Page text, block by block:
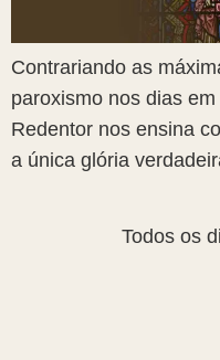
Contrariando as
paroxismo nos dias
Redentor nos ensina
a única glória
Todos os